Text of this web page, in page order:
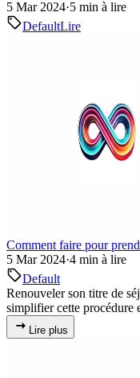
5 Mar 2024·5 min à lire
DefaultLire
Comment faire pour
5 Mar 2024·4 min à lire
Default
Renouveler son titre de
simplifier cette procédure
Lire plus